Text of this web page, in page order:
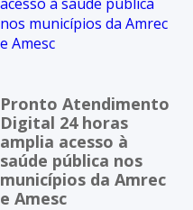
Pronto Atendimento
Digital 24 horas
amplia acesso à
saúde pública nos
municípios da Amrec
e Amesc